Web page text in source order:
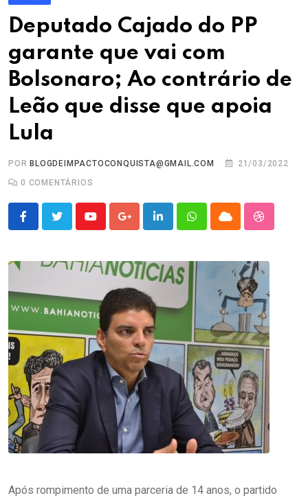
Deputado Cajado do PP
garante que vai com
Bolsonaro; Ao contrário de
Leão que disse que apoia
Lula
POR BLOGDEIMPACTOCONQUISTA@GMAIL.COM
21/03/2022
0 COMENTÁRIOS
YoutubeGoogle+LinkedInWhatsappCloud
Após rompimento de uma parceria de 14 anos, o partido